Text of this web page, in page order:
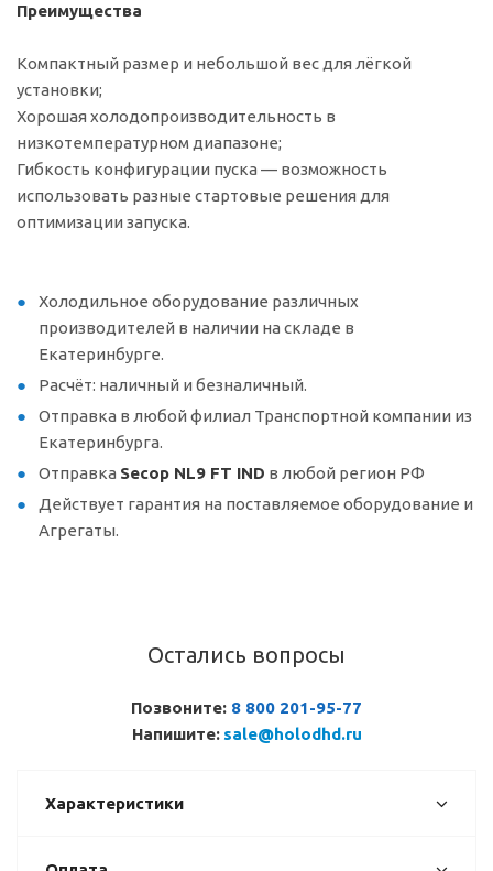
Преимущества
Компактный размер и небольшой вес для лёгкой
установки;
Хорошая холодопроизводительность в
низкотемпературном диапазоне;
Гибкость конфигурации пуска — возможность
использовать разные стартовые решения для
оптимизации запуска.
Холодильное оборудование различных
производителей в наличии на складе в
Екатеринбурге.
Расчёт: наличный и безналичный.
Отправка в любой филиал Транспортной компании из
Екатеринбурга.
Отправка Secop NL9 FT IND в любой регион РФ
Действует гарантия на поставляемое оборудование и
Агрегаты.
Остались вопросы
Позвоните: 8 800 201-95-77
Напишите: sale@holodhd.ru
Характеристики